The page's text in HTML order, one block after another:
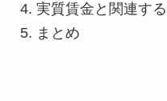
実質賃金と関連す
まとめ